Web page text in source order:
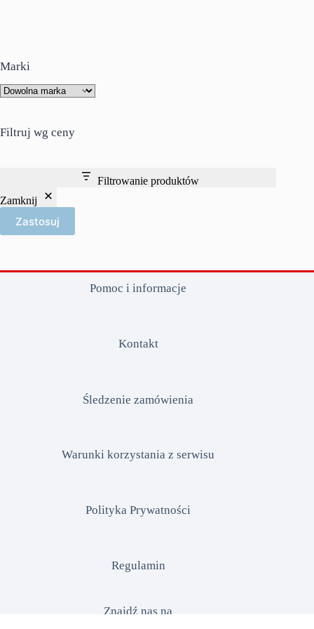
Marki
Filtruj wg ceny
Filtrowanie produktów
Zamknij
Zastosuj
Pomoc i informacje
Kontakt
Śledzenie zamówienia
Warunki korzystania z serwisu
Polityka Prywatności
Regulamin
Znajdź nas na